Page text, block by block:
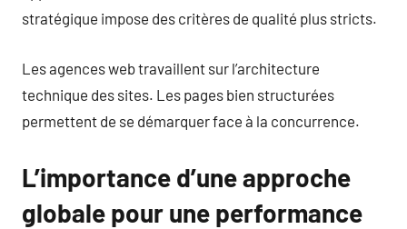
stratégique impose des critères de qualité plus stricts.
Les agences web travaillent sur l’architecture
technique des sites. Les pages bien structurées
permettent de se démarquer face à la concurrence.
L’importance d’une approche
globale pour une performance